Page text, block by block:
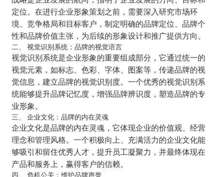
定位。在进行企业形象策划之前，需要深入研究市场环
境、竞争格局和目标客户，制定明确的品牌定位、品牌个
性和品牌价值主张，为后续的形象设计和推广提供方向。
二、 视觉识别系统：品牌的视觉语言
视觉识别系统是企业形象的重要组成部分，它通过统一的
视觉元素，如标志、色彩、字体、图案等，传递品牌的视
觉信息，建立品牌的视觉识别度。一个优秀的视觉识别系
统能够提升品牌记忆度，增强品牌辨识度，塑造品牌的专
业形象。
三、 企业文化：品牌的内在灵魂
企业文化是品牌的内在灵魂，它体现企业的价值观、经营
理念和管理风格。一个积极向上、充满活力的企业文化能
够吸引和留住优秀人才，提升员工凝聚力，并最终体现在
产品和服务上，赢得客户的信赖。
四、 危机公关：维护品牌声誉